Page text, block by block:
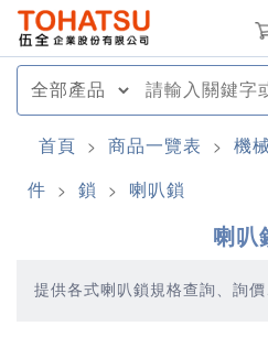
首頁 > 商品一覽表 > 機
件 > 鎖 > 喇叭鎖
喇叭
提供各式喇叭鎖規格查詢、詢